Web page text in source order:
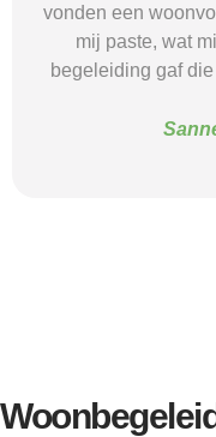
mij rust,
vertrouwen dat ik
verder
Alice